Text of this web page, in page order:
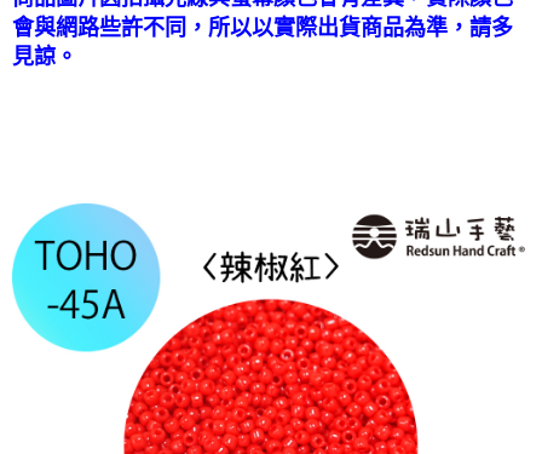
會與網路些許不同，所以以實際出貨商品為準，請多
見諒。